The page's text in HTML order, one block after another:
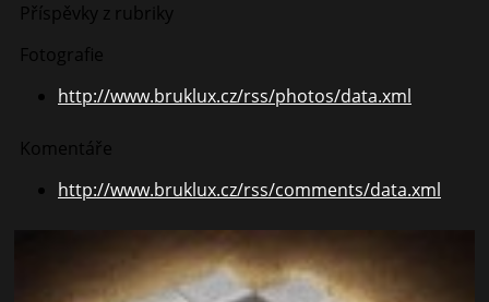
Příspěvky z rubriky
Fotografie
http://www.bruklux.cz/rss/photos/data.xml
Komentáře
http://www.bruklux.cz/rss/comments/data.xml